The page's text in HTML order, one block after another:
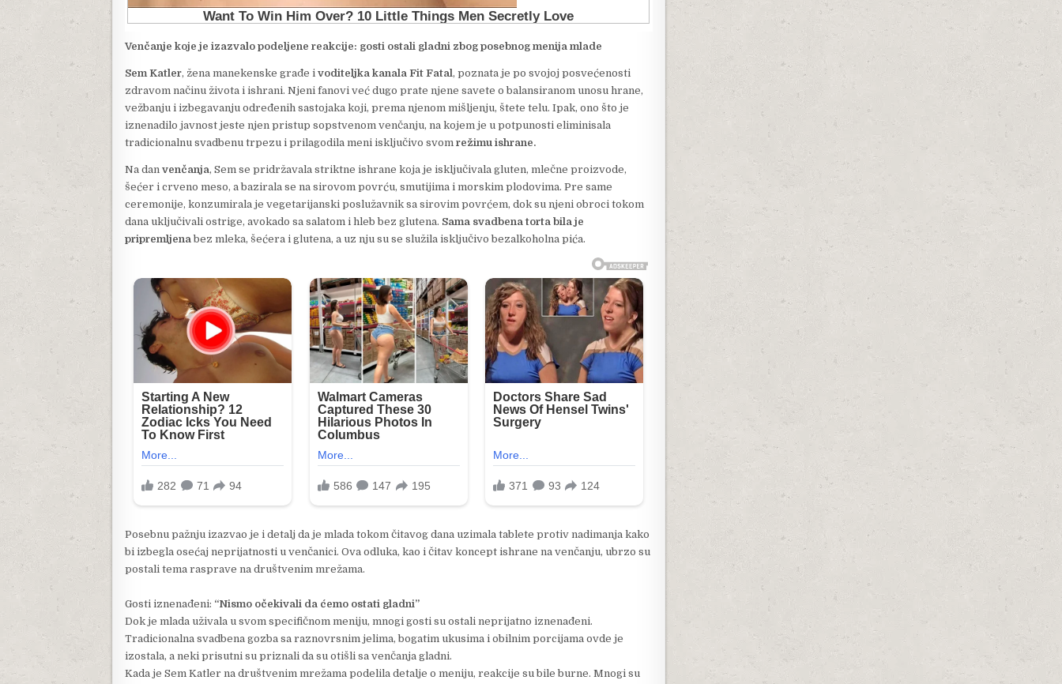
Venčanje koje je izazvalo podeljene reakcije: gosti ostali gladni zbog posebnog menija mlade
Sem Katler, žena manekenske građe i voditeljka kanala Fit Fatal , poznata je po svojoj posvećenosti
zdravom načinu života i ishrani. Njeni fanovi već dugo prate njene savete o balansiranom unosu hrane,
vežbanju i izbegavanju određenih sastojaka koji, prema njenom mišljenju, štete telu. Ipak, ono što je
iznenadilo javnost jeste njen pristup sopstvenom venčanju, na kojem je u potpunosti eliminisala
tradicionalnu svadbenu trpezu i prilagodila meni isključivo svom režimu ishrane.
Na dan venčanja, Sem se pridržavala striktne ishrane koja je isključivala gluten, mlečne proizvode,
šećer i crveno meso, a bazirala se na sirovom povrću, smutijima i morskim plodovima. Pre same
ceremonije, konzumirala je vegetarijanski poslužavnik sa sirovim povrćem, dok su njeni obroci tokom
dana uključivali ostrige, avokado sa salatom i hleb bez glutena. Sama svadbena torta bila je
pripremljena bez mleka, šećera i glutena, a uz nju su se služila isključivo bezalkoholna pića.
Posebnu pažnju izazvao je i detalj da je mlada tokom čitavog dana uzimala tablete protiv nadimanja kako
bi izbegla osećaj neprijatnosti u venčanici. Ova odluka, kao i čitav koncept ishrane na venčanju, ubrzo su
postali tema rasprave na društvenim mrežama.
Gosti iznenađeni: “Nismo očekivali da ćemo ostati gladni”
Dok je mlada uživala u svom specifičnom meniju, mnogi gosti su ostali neprijatno iznenađeni.
Tradicionalna svadbena gozba sa raznovrsnim jelima, bogatim ukusima i obilnim porcijama ovde je
izostala, a neki prisutni su priznali da su otišli sa venčanja gladni.
Kada je Sem Katler na društvenim mrežama podelila detalje o meniju, reakcije su bile burne. Mnogi su